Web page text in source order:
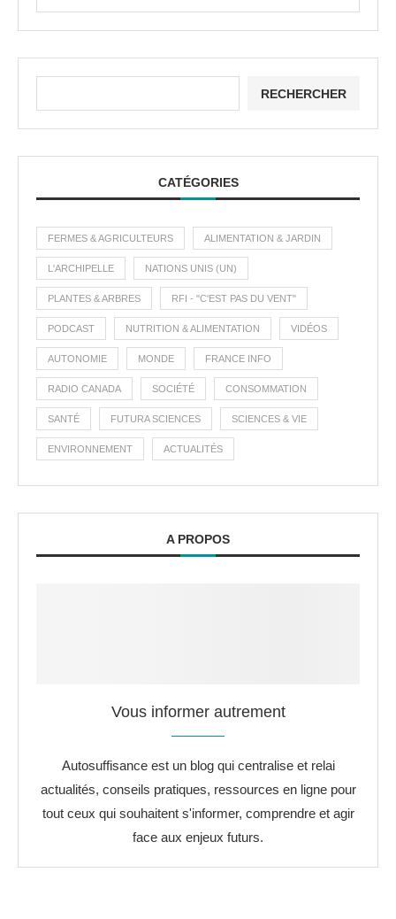
RECHERCHER
CATÉGORIES
FERMES & AGRICULTEURS ALIMENTATION & JARDIN
L'ARCHIPELLE NATIONS UNIS (UN)
PLANTES & ARBRES RFI - "C'EST PAS DU VENT"
PODCAST NUTRITION & ALIMENTATION VIDÉOS
AUTONOMIE MONDE FRANCE INFO
RADIO CANADA SOCIÉTÉ CONSOMMATION
SANTÉ FUTURA SCIENCES SCIENCES & VIE
ENVIRONNEMENT ACTUALITÉS
A PROPOS
Vous informer autrement
Autosuffisance est un blog qui centralise et relai
actualités, conseils pratiques, ressources en ligne pour
tout ceux qui souhaitent s'informer, comprendre et agir
face aux enjeux futurs.